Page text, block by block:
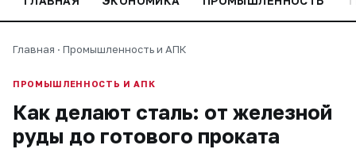
Главная · Промышленность и АПК
ПРОМЫШЛЕННОСТЬ И АПК
Как делают сталь: от железной
руды до готового проката